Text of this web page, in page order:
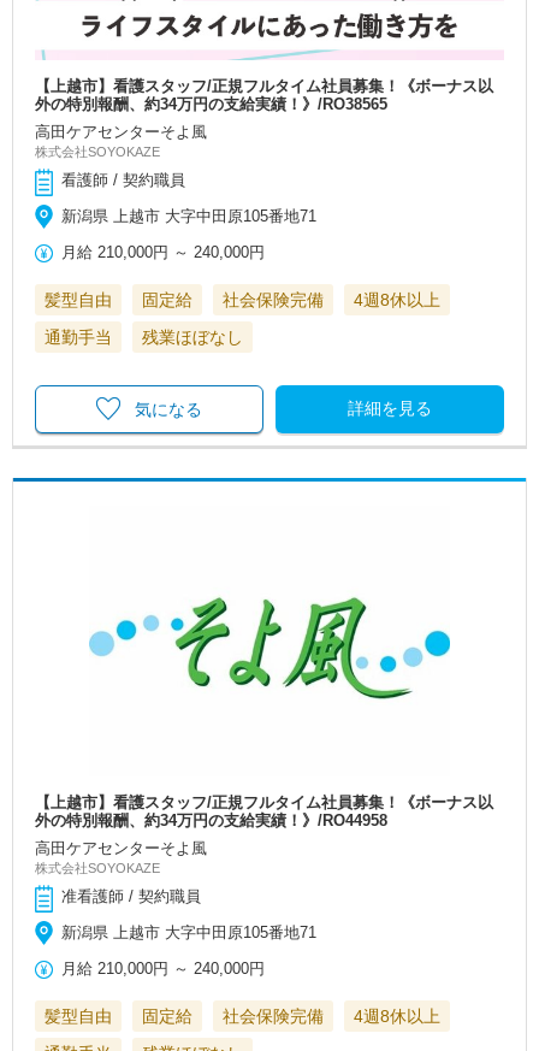
【上越市】看護スタッフ/正規フルタイム社員募集！《ボーナス以
外の特別報酬、約34万円の支給実績！》/RO38565
高田ケアセンターそよ風
株式会社SOYOKAZE
看護師 / 契約職員
新潟県 上越市 大字中田原105番地71
月給 210,000円 ～ 240,000円
髪型自由 固定給 社会保険完備
4週8休以上
通勤手当
残業ほぼなし
詳細を見る
気になる
【上越市】看護スタッフ/正規フルタイム社員募集！《ボーナス以
外の特別報酬、約34万円の支給実績！》/RO44958
高田ケアセンターそよ風
株式会社SOYOKAZE
准看護師 / 契約職員
新潟県 上越市 大字中田原105番地71
月給 210,000円 ～ 240,000円
髪型自由 固定給 社会保険完備
4週8休以上